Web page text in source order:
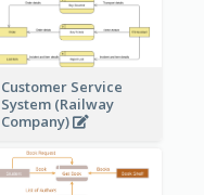
Customer Service
System (Railway
Company)